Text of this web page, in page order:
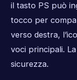
il tasto PS può
tocco per
verso destra,
voci principali.
sicurezza.